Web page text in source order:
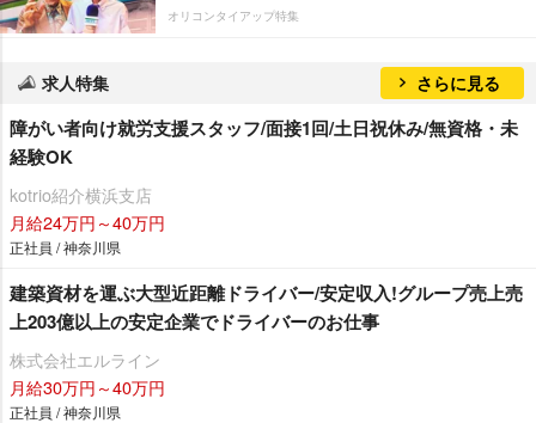
オリコンタイアップ特集
求人特集 さらに見る
障がい者向け就労支援スタッフ/面接1回/土日祝休み/無資格・未
経験OK
kotrio紹介横浜支店
月給24万円～40万円
正社員 / 神奈川県
建築資材を運ぶ大型近距離ドライバー/安定収入!グループ売上売
上203億以上の安定企業でドライバーのお仕事
株式会社エルライン
月給30万円～40万円
正社員 / 神奈川県